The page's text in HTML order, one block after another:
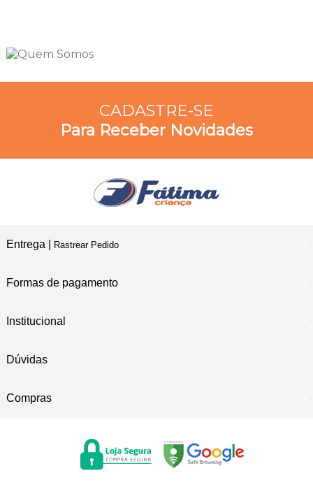
CADASTRE-SE
Para Receber Novidades
Entrega | Rastrear Pedido
Formas de pagamento
Institucional
Dúvidas
Compras